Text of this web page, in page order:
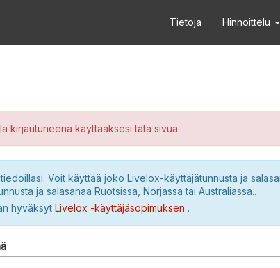
Tietoja Hinnoittelu
kirjautuneena käyttääksesi tätä sivua.
Voit käyttää joko Livelox-käyttäjätunnusta ja
ja salasanaa Ruotsissa, Norjassa tai Australiassa..
hyväksyt Livelox -käyttäjäsopimuksen .